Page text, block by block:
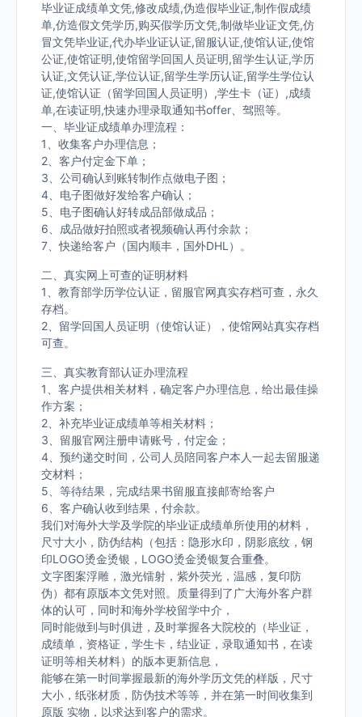
毕业证成绩单文凭,修改成绩,伪造假毕业证,制作假成绩
单,仿造假文凭学历,购买假学历文凭,制做毕业证文凭,仿
冒文凭毕业证,代办毕业证认证,留服认证,使馆认证,使馆
公证,使馆证明,使馆留学回国人员证明,留学生认证,学历
认证,文凭认证,学位认证,留学生学历认证,留学生学位认
证,使馆认证（留学回国人员证明）,学生卡（证）,成绩
单,在读证明,快速办理录取通知书offer、驾照等。
一、毕业证成绩单办理流程：
1、收集客户办理信息；
2、客户付定金下单；
3、公司确认到账转制作点做电子图；
4、电子图做好发给客户确认；
5、电子图确认好转成品部做成品；
6、成品做好拍照或者视频确认再付余款；
7、快递给客户（国内顺丰，国外DHL）。
二、真实网上可查的证明材料
1、教育部学历学位认证，留服官网真实存档可查，永久
存档。
2、留学回国人员证明（使馆认证），使馆网站真实存档
可查。
三、真实教育部认证办理流程
1、客户提供相关材料，确定客户办理信息，给出最佳操
作方案；
2、补充毕业证成绩单等相关材料；
3、留服官网注册申请账号，付定金；
4、预约递交时间，公司人员陪同客户本人一起去留服递
交材料；
5、等待结果，完成结果书留服直接邮寄给客户
6、客户确认收到结果，付余款。
我们对海外大学及学院的毕业证成绩单所使用的材料，
尺寸大小，防伪结构（包括：隐形水印，阴影底纹，钢
印LOGO烫金烫银，LOGO烫金烫银复合重叠。
文字图案浮雕，激光镭射，紫外荧光，温感，复印防
伪）都有原版本文凭对照。质量得到了广大海外客户群
体的认可，同时和海外学校留学中介，
同时能做到与时俱进，及时掌握各大院校的（毕业证，
成绩单，资格证，学生卡，结业证，录取通知书，在读
证明等相关材料）的版本更新信息，
能够在第一时间掌握最新的海外学历文凭的样版，尺寸
大小，纸张材质，防伪技术等等，并在第一时间收集到
原版 实物，以求达到客户的需求。